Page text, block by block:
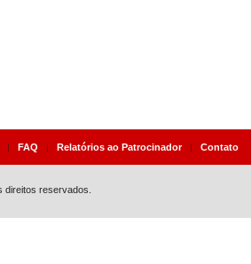
| FAQ | Relatórios ao Patrocinador| Contato
direitos reservados.